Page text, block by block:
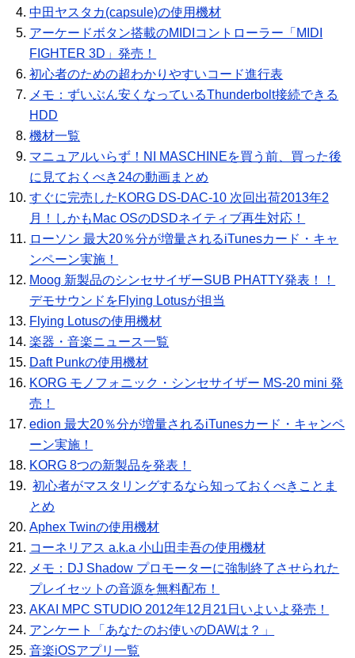
中田ヤスタカ(capsule)の使用機材
アーケードボタン搭載のMIDIコントローラー「MIDI
FIGHTER 3D」発売！
初心者のための超わかりやすいコード進行表
メモ：ずいぶん安くなっているThunderbolt接続できる
HDD
機材一覧
マニュアルいらず！NI MASCHINEを買う前、買った後
に見ておくべき24の動画まとめ
すぐに完売したKORG DS-DAC-10 次回出荷2013年2
月！しかもMac OSのDSDネイティブ再生対応！
ローソン 最大20％分が増量されるiTunesカード・キャ
ンペーン実施！
Moog 新製品のシンセサイザーSUB PHATTY発表！！
デモサウンドをFlying Lotusが担当
Flying Lotusの使用機材
楽器・音楽ニュース一覧
Daft Punkの使用機材
KORG モノフォニック・シンセサイザー MS-20 mini 発
売！
edion 最大20％分が増量されるiTunesカード・キャンペ
ーン実施！
KORG 8つの新製品を発表！
初心者がマスタリングするなら知っておくべきことま
とめ
Aphex Twinの使用機材
コーネリアス a.k.a 小山田圭吾の使用機材
メモ：DJ Shadow プロモーターに強制終了させられた
プレイセットの音源を無料配布！
AKAI MPC STUDIO 2012年12月21日いよいよ発売！
アンケート「あなたのお使いのDAWは？」
音楽iOSアプリ一覧